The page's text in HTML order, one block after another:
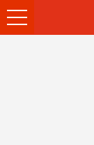
Ouvrir
le